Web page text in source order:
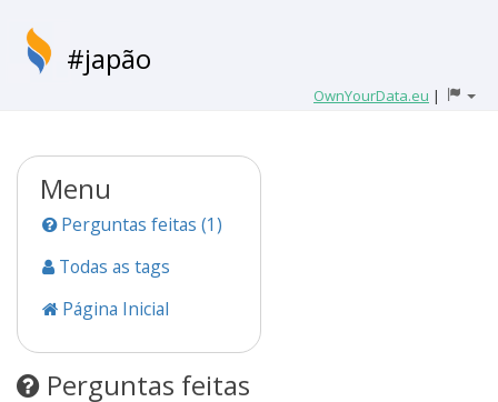
#japão
OwnYourData.eu |
Menu
Perguntas feitas (1)
Todas as tags
Página Inicial
Perguntas feitas